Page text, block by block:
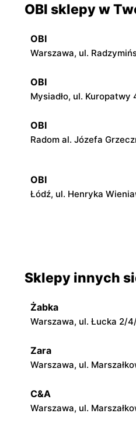
OBI sklepy w
OBI
Warszawa, ul.
OBI
Mysiadło, ul. Kuropatwy
OBI
Radom al. Józefa
OBI
Łódź, ul. Henryka
Olsztyn al. Generała
OBI
Okulickiego 16/18
Suwałki, ul. Armii
Sklepy innych
Żabka
Warszawa, ul. Łucka 2/
Zara
Warszawa, ul.
C&A
Warszawa, ul.